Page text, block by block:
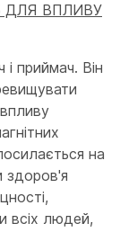
ДЛЯ ВПЛИВУ
приймач. Він
на
здоров'я
всіх людей,